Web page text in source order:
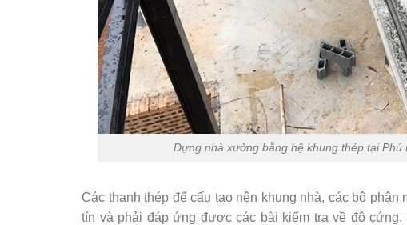
Dựng nhà xưởng bằng hệ khung thép tại
Các thanh thép để cấu tạo nên khung nhà, các bộ
tín và phải đáp ứng được các bài kiểm tra về độ